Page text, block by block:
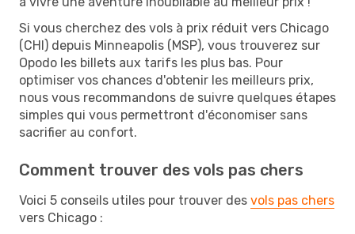
Si vous cherchez des vols à prix réduit vers Chicago
(CHI) depuis Minneapolis (MSP), vous trouverez sur
Opodo les billets aux tarifs les plus bas. Pour
optimiser vos chances d'obtenir les meilleurs prix,
nous vous recommandons de suivre quelques étapes
simples qui vous permettront d'économiser sans
sacrifier au confort.
Comment trouver des vols pas chers
Voici 5 conseils utiles pour trouver des vols pas chers
vers Chicago :